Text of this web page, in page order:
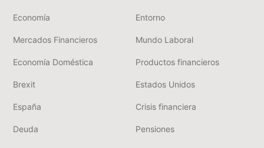
Economía Entorno
Mercados Financieros Mundo Laboral
Economía Doméstica Productos financieros
Brexit Estados Unidos
España Crisis financiera
Deuda Pensiones